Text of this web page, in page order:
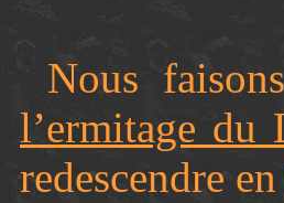
Nous
l’ermitage du
redescendre